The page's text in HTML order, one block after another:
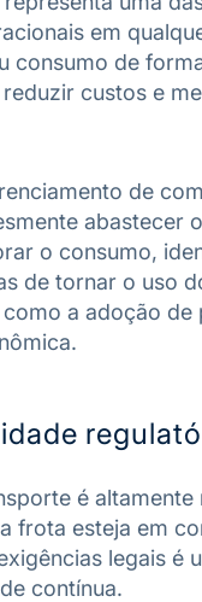
em
consumo de
custos e
de
abastecer
o consumo,
de tornar o uso
a adoção de
é altamente
frota esteja em
legais é
contínua.